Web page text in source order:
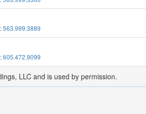
563.999.3889
605.472.9099
LLC and is used by permission.